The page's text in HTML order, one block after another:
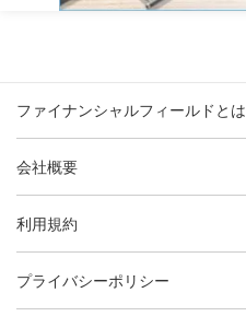
ファイナンシャルフィールドとは
会社概要
利用規約
プライバシーポリシー